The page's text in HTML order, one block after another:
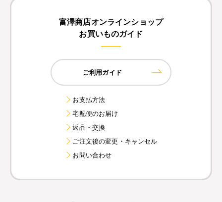
富澤商店オンラインショップ
お買いものガイド
ご利用ガイド
お支払方法
宅配便のお届け
返品・交換
ご注文後の変更・キャンセル
お問い合わせ